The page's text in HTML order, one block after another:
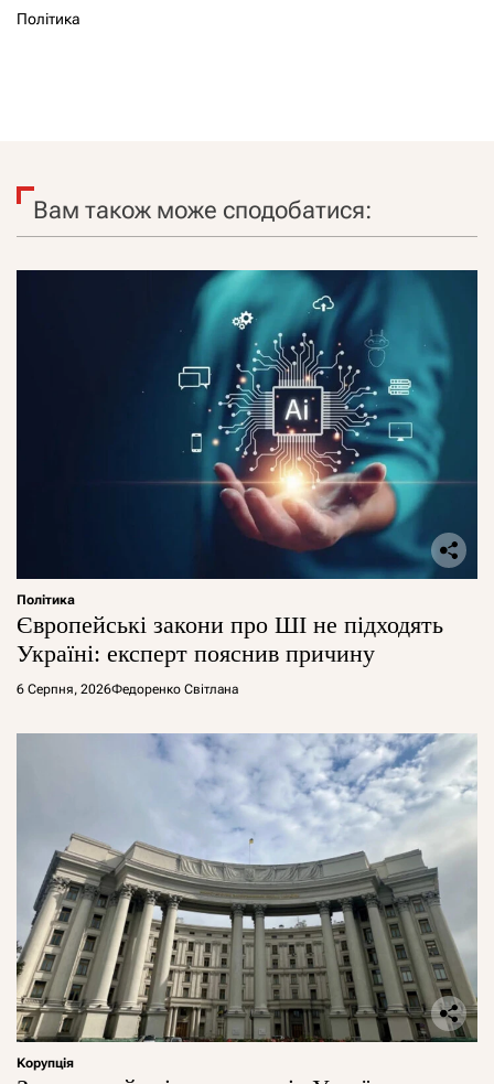
Політика
Вам також може сподобатися:
Політика
Європейські закони про ШІ не підходять
Україні: експерт пояснив причину
6 Серпня, 2026Федоренко Світлана
Корупція